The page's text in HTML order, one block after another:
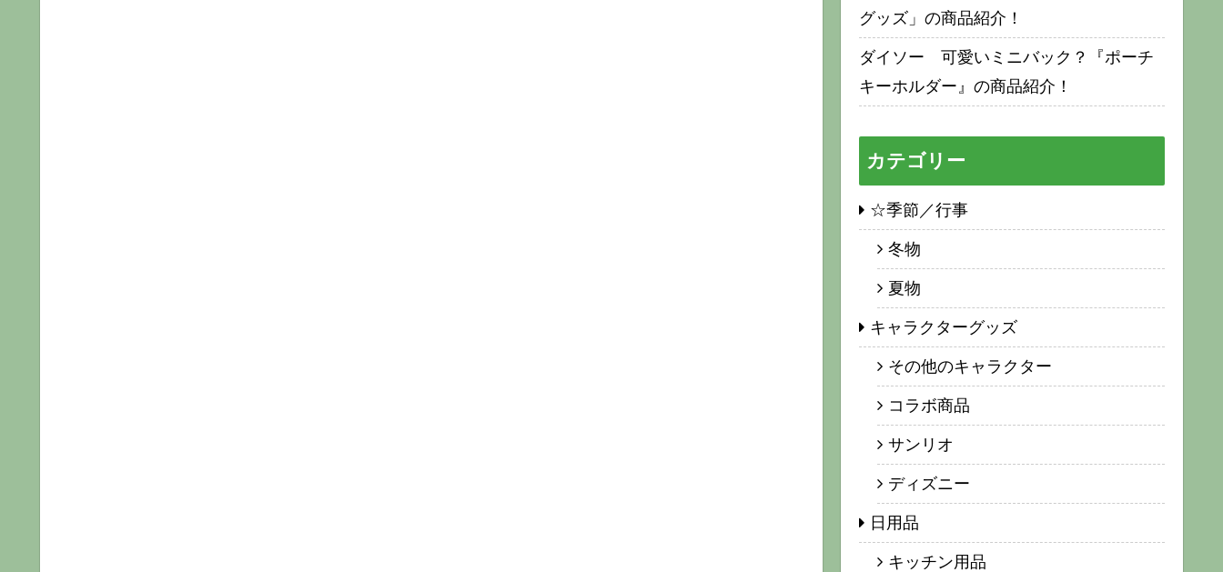
グッズ」の商品紹介！
ダイソー 可愛いミニバック？『ポーチ
キーホルダー』の商品紹介！
カテゴリー
☆季節／行事
冬物
夏物
キャラクターグッズ
その他のキャラクター
コラボ商品
サンリオ
ディズニー
日用品
キッチン用品